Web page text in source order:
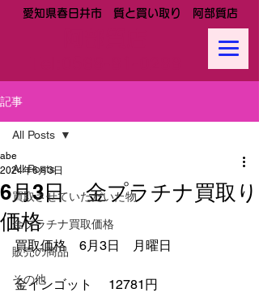
愛知県春日井市 質と買い取り 阿部質店
記事
All Posts
買取させていただいた物
金プラチナ買取価格
販売の商品
その他
All Posts
6月3日 金プラチナ買取り
価格
abe
2024年6月3日
買取価格　6月3日　月曜日
金インゴット　 12781円